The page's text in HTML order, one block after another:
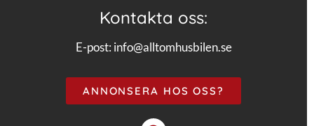
Kontakta oss:
E-post: info@alltomhusbilen.se
ANNONSERA HOS OSS?